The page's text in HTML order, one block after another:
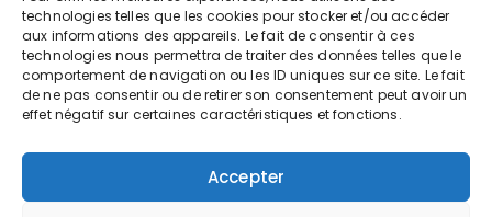
technologies telles que les cookies pour stocker et/ou accéder
aux informations des appareils. Le fait de consentir à ces
technologies nous permettra de traiter des données telles que le
comportement de navigation ou les ID uniques sur ce site. Le fait
de ne pas consentir ou de retirer son consentement peut avoir un
effet négatif sur certaines caractéristiques et fonctions.
Accepter
Trouvez votre cabinet
GO